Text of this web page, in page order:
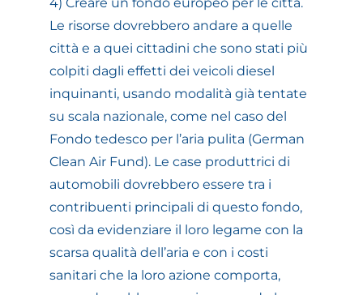
4) Creare un fondo europeo per le città.
Le risorse dovrebbero andare a quelle
città e a quei cittadini che sono stati più
colpiti dagli effetti dei veicoli diesel
inquinanti, usando modalità già tentate
su scala nazionale, come nel caso del
Fondo tedesco per l’aria pulita (German
Clean Air Fund). Le case produttrici di
automobili dovrebbero essere tra i
contribuenti principali di questo fondo,
così da evidenziare il loro legame con la
scarsa qualità dell’aria e con i costi
sanitari che la loro azione comporta,